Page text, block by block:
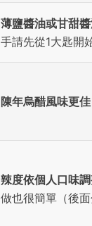
薄鹽醬油或甘甜
手請先從1大匙開
陳年烏醋風味更佳
辣度依個人口味
做也很簡單（後面